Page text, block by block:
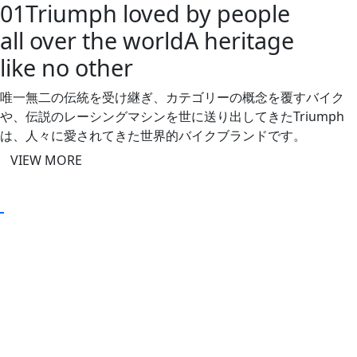
01Triumph loved by people
all over the worldA heritage
like no other
唯一無二の伝統を受け継ぎ、カテゴリーの概念を覆すバイク
や、 伝説のレーシングマシンを世に送り出してきたTriumph
は、 人々に愛されてきた世界的バイクブランドです。
VIEW MORE